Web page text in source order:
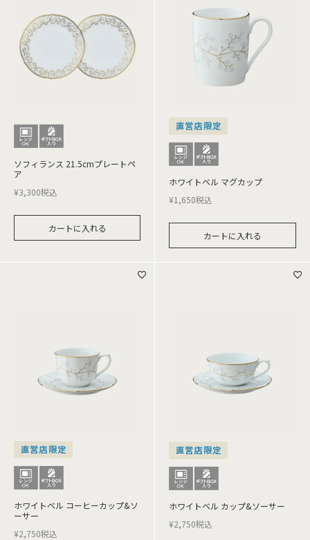
ソフィランス 21.5cmプレートペ
ア
¥3,300税込
カートに入れる
直営店限定
ホワイトベル マグカップ
¥1,650税込
カートに入れる
直営店限定
ホワイトベル コーヒーカップ&ソ
ーサー
¥2,750税込
直営店限定
ホワイトベル カップ&ソーサー
¥2,750税込